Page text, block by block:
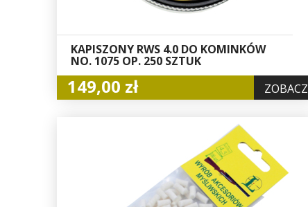
KAPISZONY RWS 4.0 DO KOMINKÓW
NO. 1075 OP. 250 SZTUK
149,00 zł ZOBACZ